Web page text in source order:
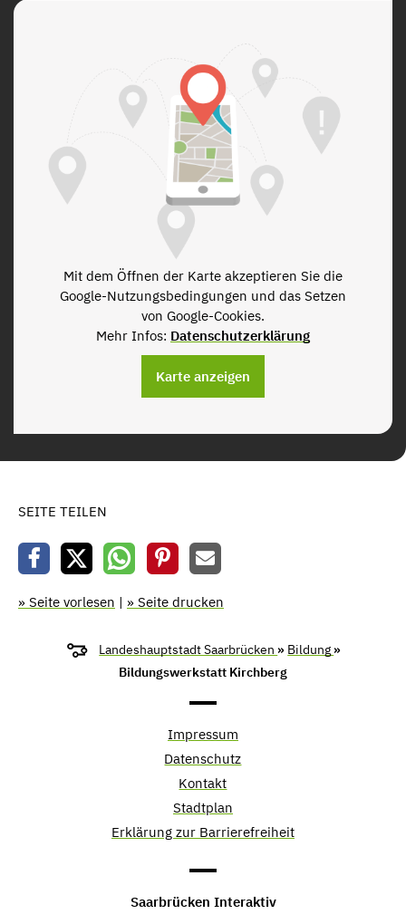
Mit dem Öffnen der Karte akzeptieren Sie die
Google-Nutzungsbedingungen und das Setzen
von Google-Cookies.
Mehr Infos: Datenschutzerklärung
Karte anzeigen
SEITE TEILEN
» Seite vorlesen | » Seite drucken
Landeshauptstadt Saarbrücken » Bildung »
Bildungswerkstatt Kirchberg
Impressum
Datenschutz
Kontakt
Stadtplan
Erklärung zur Barrierefreiheit
Saarbrücken Interaktiv